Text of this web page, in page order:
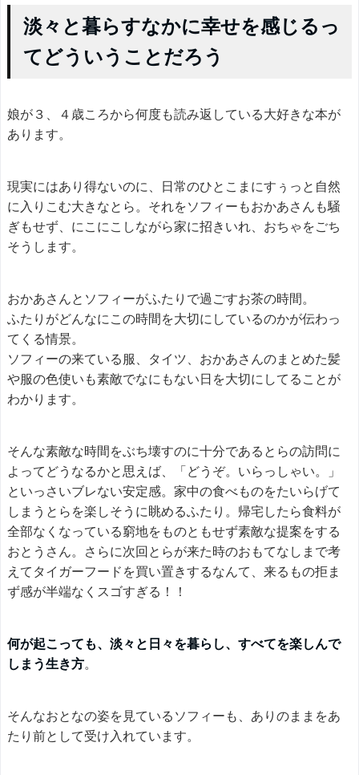
淡々と暮らすなかに幸せを感じるっ
てどういうことだろう
娘が３、４歳ころから何度も読み返している大好きな本が
あります。
現実にはあり得ないのに、日常のひとこまにすぅっと自然
に入りこむ大きなとら。それをソフィーもおかあさんも騒
ぎもせず、にこにこしながら家に招きいれ、おちゃをごち
そうします。
おかあさんとソフィーがふたりで過ごすお茶の時間。
ふたりがどんなにこの時間を大切にしているのかが伝わっ
てくる情景。
ソフィーの来ている服、タイツ、おかあさんのまとめた髪
や服の色使いも素敵でなにもない日を大切にしてることが
わかります。
そんな素敵な時間をぶち壊すのに十分であるとらの訪問に
よってどうなるかと思えば、「どうぞ。いらっしゃい。」
といっさいブレない安定感。家中の食べものをたいらげて
しまうとらを楽しそうに眺めるふたり。帰宅したら食料が
全部なくなっている窮地をものともせず素敵な提案をする
おとうさん。さらに次回とらが来た時のおもてなしまで考
えてタイガーフードを買い置きするなんて、来るもの拒ま
ず感が半端なくスゴすぎる！！
何が起こっても、淡々と日々を暮らし、すべてを楽しんで
しまう生き方。
そんなおとなの姿を見ているソフィーも、ありのままをあ
たり前として受け入れています。